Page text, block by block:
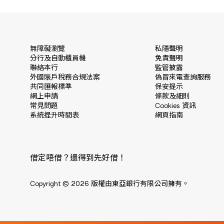
無障礙瀏覽
分行及自動櫃員機
聯絡本行
外國賬戶稅務合規法案
共同匯報標準
網上申請
常見問題
系統提升時間表
私隱聲明
免責聲明
監管披露
偽冒來電查詢服務
保安提示
條款及細則
Cookies 資訊
網頁指南
借定唔借？還得到先好借！
Copyright © 2026 版權由東亞銀行有限公司擁有。